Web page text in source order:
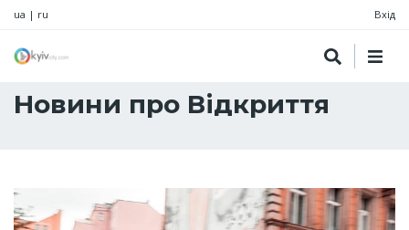
ua | ru Вхід
Новини про Відкриття